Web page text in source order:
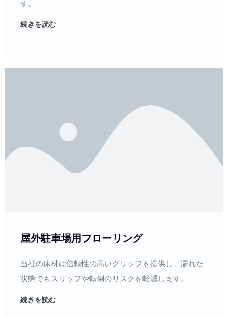
す。
続きを読む
屋外駐車場用フローリング
当社の床材は信頼性の高いグリップを提供し、濡れた
状態でもスリップや転倒のリスクを軽減します。
続きを読む